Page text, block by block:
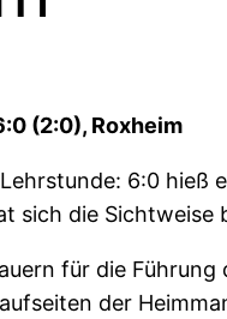
(2:0), Roxheim
6:0 hieß
sich die Sichtweise
für die
aufseiten der